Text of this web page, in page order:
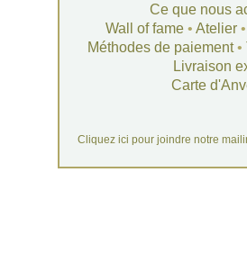
Ce que nous
Wall of fame• Atelier
Méthodes de paiement•
Livraison
Carte
Cliquez ici pour joindre notre